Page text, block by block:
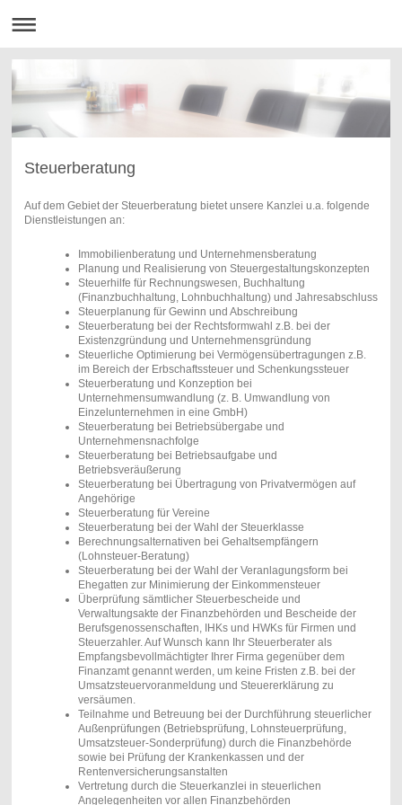
Steuerberatung
Auf dem Gebiet der Steuerberatung bietet unsere Kanzlei u.a. folgende
Dienstleistungen an:
Immobilienberatung und Unternehmensberatung
Planung und Realisierung von Steuergestaltungskonzepten
Steuerhilfe für Rechnungswesen, Buchhaltung
(Finanzbuchhaltung, Lohnbuchhaltung) und Jahresabschluss
Steuerplanung für Gewinn und Abschreibung
Steuerberatung bei der Rechtsformwahl z.B. bei der
Existenzgründung und Unternehmensgründung
Steuerliche Optimierung bei Vermögensübertragungen z.B.
im Bereich der Erbschaftssteuer und Schenkungssteuer
Steuerberatung und Konzeption bei
Unternehmensumwandlung (z. B. Umwandlung von
Einzelunternehmen in eine GmbH)
Steuerberatung bei Betriebsübergabe und
Unternehmensnachfolge
Steuerberatung bei Betriebsaufgabe und
Betriebsveräußerung
Steuerberatung bei Übertragung von Privatvermögen auf
Angehörige
Steuerberatung für Vereine
Steuerberatung bei der Wahl der Steuerklasse
Berechnungsalternativen bei Gehaltsempfängern
(Lohnsteuer-Beratung)
Steuerberatung bei der Wahl der Veranlagungsform bei
Ehegatten zur Minimierung der Einkommensteuer
Überprüfung sämtlicher Steuerbescheide und
Verwaltungsakte der Finanzbehörden und Bescheide der
Berufsgenossenschaften, IHKs und HWKs für Firmen und
Steuerzahler. Auf Wunsch kann Ihr Steuerberater als
Empfangsbevollmächtigter Ihrer Firma gegenüber dem
Finanzamt genannt werden, um keine Fristen z.B. bei der
Umsatzsteuervoranmeldung und Steuererklärung zu
versäumen.
Teilnahme und Betreuung bei der Durchführung steuerlicher
Außenprüfungen (Betriebsprüfung, Lohnsteuerprüfung,
Umsatzsteuer-Sonderprüfung) durch die Finanzbehörde
sowie bei Prüfung der Krankenkassen und der
Rentenversicherungsanstalten
Vertretung durch die Steuerkanzlei in steuerlichen
Angelegenheiten vor allen Finanzbehörden